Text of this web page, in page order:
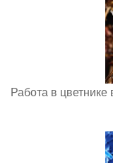
Работа в